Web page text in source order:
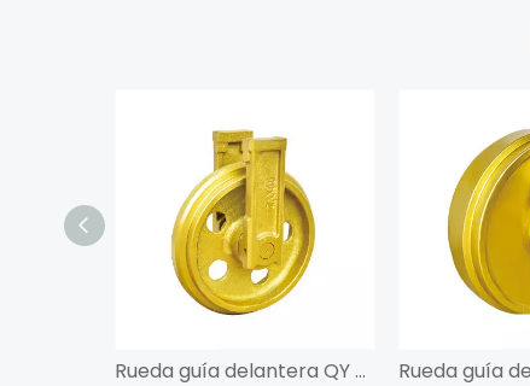
Rueda guía delantera QY para ZAX55